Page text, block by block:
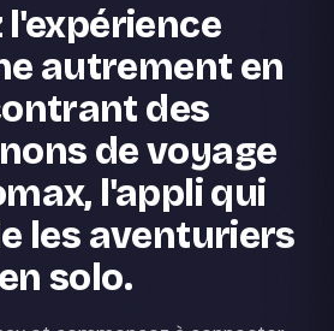
l'expérience
autrement en
des
de voyage
l'appli qui
les aventuriers
en solo.